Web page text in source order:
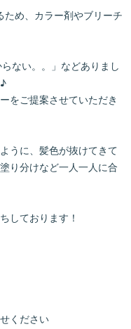
め、カラー剤やブリーチ
ない。。」などありまし
をご提案させていただき
うに、髪色が抜けてきて
り分けなど一人一人に合
しております！
ください